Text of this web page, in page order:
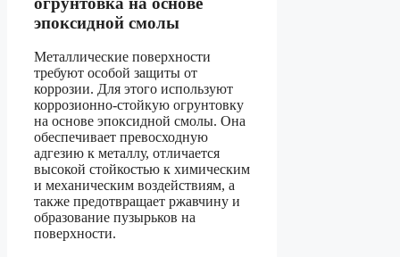
эпоксидной смолы
Металлические поверхности
требуют особой защиты от
коррозии. Для этого используют
коррозионно-стойкую огрунтовку
на основе эпоксидной смолы. Она
обеспечивает превосходную
адгезию к металлу, отличается
высокой стойкостью к химическим
и механическим воздействиям, а
также предотвращает ржавчину и
образование пузырьков на
поверхности.